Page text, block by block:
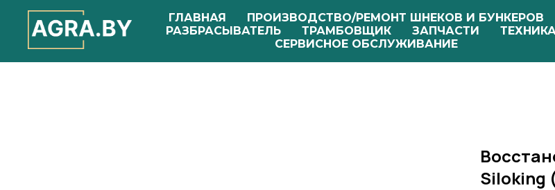
ГЛАВНАЯ
ПРОИЗВОДСТВО/РЕМОНТ ШНЕКОВ И БУНКЕРОВ
РАЗБРАСЫВАТЕЛЬ
ТРАМБОВЩИК ЗАПЧАСТИ
СЕРВИСНОЕ ОБСЛУЖИВАНИЕ
Siloking